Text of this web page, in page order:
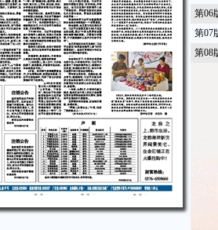
第06
第07
第08